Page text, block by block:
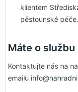
klientem
pěstounské péče.
Máte o službu
Kontaktujte nás na
emailu